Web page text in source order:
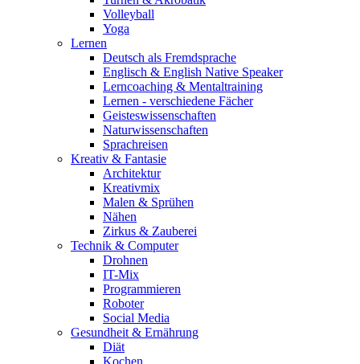
Volleyball
Yoga
Lernen
Deutsch als Fremdsprache
Englisch & English Native Speaker
Lerncoaching & Mentaltraining
Lernen - verschiedene Fächer
Geisteswissenschaften
Naturwissenschaften
Sprachreisen
Kreativ & Fantasie
Architektur
Kreativmix
Malen & Sprühen
Nähen
Zirkus & Zauberei
Technik & Computer
Drohnen
IT-Mix
Programmieren
Roboter
Social Media
Gesundheit & Ernährung
Diät
Kochen